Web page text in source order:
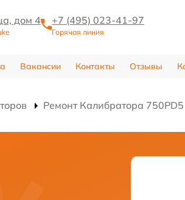
дом 4 +7 (495) 023-41-97
Горячая линия
Вакансии Контакты Отзывы
Ремонт Калибратора 750PD5